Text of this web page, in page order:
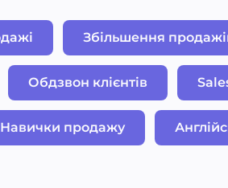
Збільшення
Обдзвон клієнтів
Навички продажу